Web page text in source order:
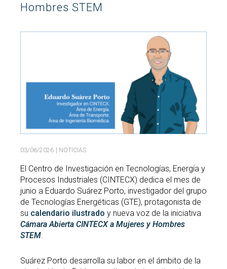
Hombres STEM
03/06/2026 | NOTICIAS
El Centro de Investigación en Tecnologías, Energía y
Procesos Industriales (CINTECX) dedica el mes de
junio a Eduardo Suárez Porto, investigador del grupo
de Tecnologías Energéticas (GTE), protagonista de
su calendario ilustrado y nueva voz de la iniciativa
Cámara Abierta CINTECX a Mujeres y Hombres
STEM.
Suárez Porto desarrolla su labor en el ámbito de la